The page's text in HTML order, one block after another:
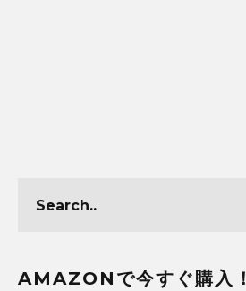
AMAZONで今すぐ購入！